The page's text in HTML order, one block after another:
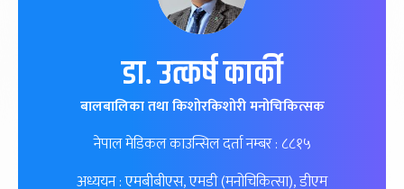
डा. उत्कर्ष कार्की
बालबालिका तथा किशोरकिशोरी मनोचिकित्सक
नेपाल मेडिकल काउन्सिल दर्ता नम्बर : ८८१५
अध्ययन : एमबीबीएस, एमडी (मनोचिकित्सा), डीएम